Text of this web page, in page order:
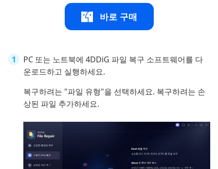
바로 구매
PC 또는 노트북에 4DDiG 파일 복구 소프트웨어를 다
운로드하고 실행하세요.
복구하려는 "파일 유형"을 선택하세요. 복구하려는 손
상된 파일 추가하세요.